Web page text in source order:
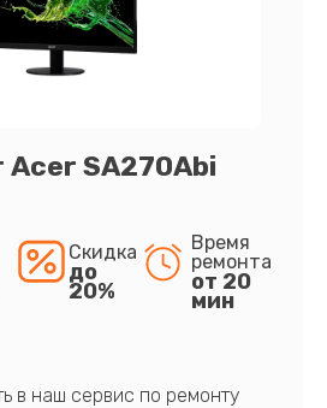
Acer SA270Abi
Скидка
до
20%
Время
ремонта
от 20
мин
в наш сервис по ремонту